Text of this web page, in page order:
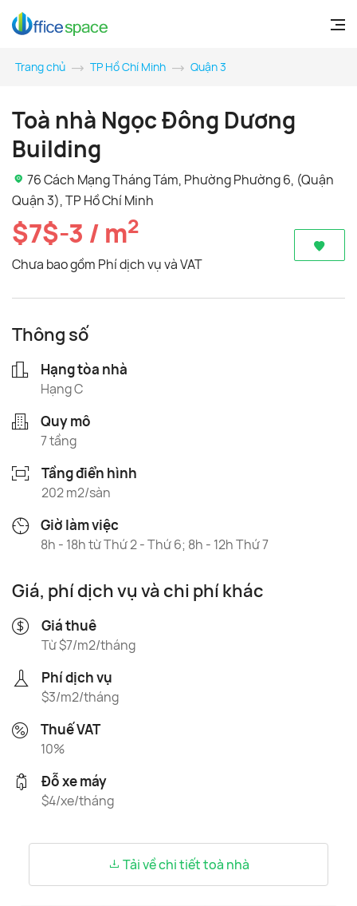
Trang chủ TP Hồ Chí Minh Quận 3
Toà nhà Ngọc Đông Dương
Building
76 Cách Mạng Tháng Tám, Phường Phường 6, (Quận
Quận 3), TP Hồ Chí Minh
$7$-3 / m2
Chưa bao gồm Phí dịch vụ và VAT
Thông số
Hạng tòa nhà
Hạng C
Quy mô
7 tầng
Tầng điển hình
202 m2/sàn
Giờ làm việc
8h - 18h từ Thứ 2 - Thứ 6; 8h - 12h Thứ 7
Giá, phí dịch vụ và chi phí khác
Giá thuê
Từ $7/m2/tháng
Phí dịch vụ
$3/m2/tháng
Thuế VAT
10%
Đỗ xe máy
$4/xe/tháng
Tải về chi tiết toà nhà